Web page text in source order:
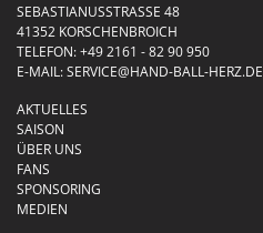
SEBASTIANUSSTRASSE 48
41352 KORSCHENBROICH
TELEFON:+49 2161 - 82 90 950
E-MAIL:SERVICE@HAND-BALL-HERZ.DE
AKTUELLES
SAISON
ÜBER UNS
FANS
SPONSORING
MEDIEN